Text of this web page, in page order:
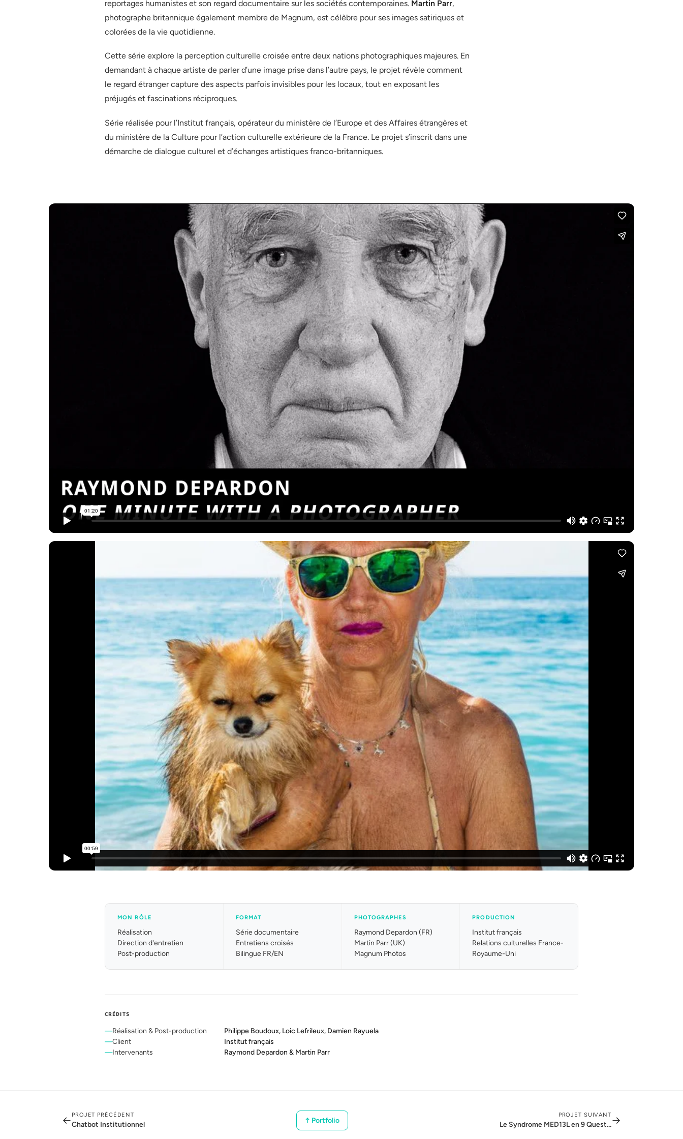
reportages humanistes et son regard documentaire sur les sociétés contemporaines. Martin Parr,
photographe britannique également membre de Magnum, est célèbre pour ses images satiriques et
colorées de la vie quotidienne.
Cette série explore la perception culturelle croisée entre deux nations photographiques majeures. En
demandant à chaque artiste de parler d’une image prise dans l’autre pays, le projet révèle comment
le regard étranger capture des aspects parfois invisibles pour les locaux, tout en exposant les
préjugés et fascinations réciproques.
Série réalisée pour l’Institut français, opérateur du ministère de l’Europe et des Affaires étrangères et
du ministère de la Culture pour l’action culturelle extérieure de la France. Le projet s’inscrit dans une
démarche de dialogue culturel et d’échanges artistiques franco-britanniques.
MON RÔLE
Réalisation
Direction d'entretien
Post-production
FORMAT
Série documentaire
Entretiens croisés
Bilingue FR/EN
PHOTOGRAPHES
Raymond Depardon (FR)
Martin Parr (UK)
Magnum Photos
PRODUCTION
Institut français
Relations culturelles France-
Royaume-Uni
CRÉDITS
Réalisation & Post-production
Philippe Boudoux, Loic Lefrileux, Damien Rayuela
Client
Institut français
Intervenants
Raymond Depardon & Martin Parr
← PROJET PRÉCÉDENT
Chatbot Institutionnel ↑ Portfolio
PROJET SUIVANT
Le Syndrome MED13L en 9 Questions→